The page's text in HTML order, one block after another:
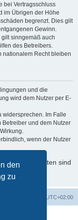
den
zu
bei Vertragsschluss
im Übrigen der Höhe
begrenzt. Dies gilt
Gewinn.
sinngemäß auch
des Betreibers.
nationalem Recht bleiben
und die
wird dem Nutzer per E-
widersprechen. Im Falle
und dem Nutzer
wenn der Nutzer
Daten sind
UTC+02:00
Limited